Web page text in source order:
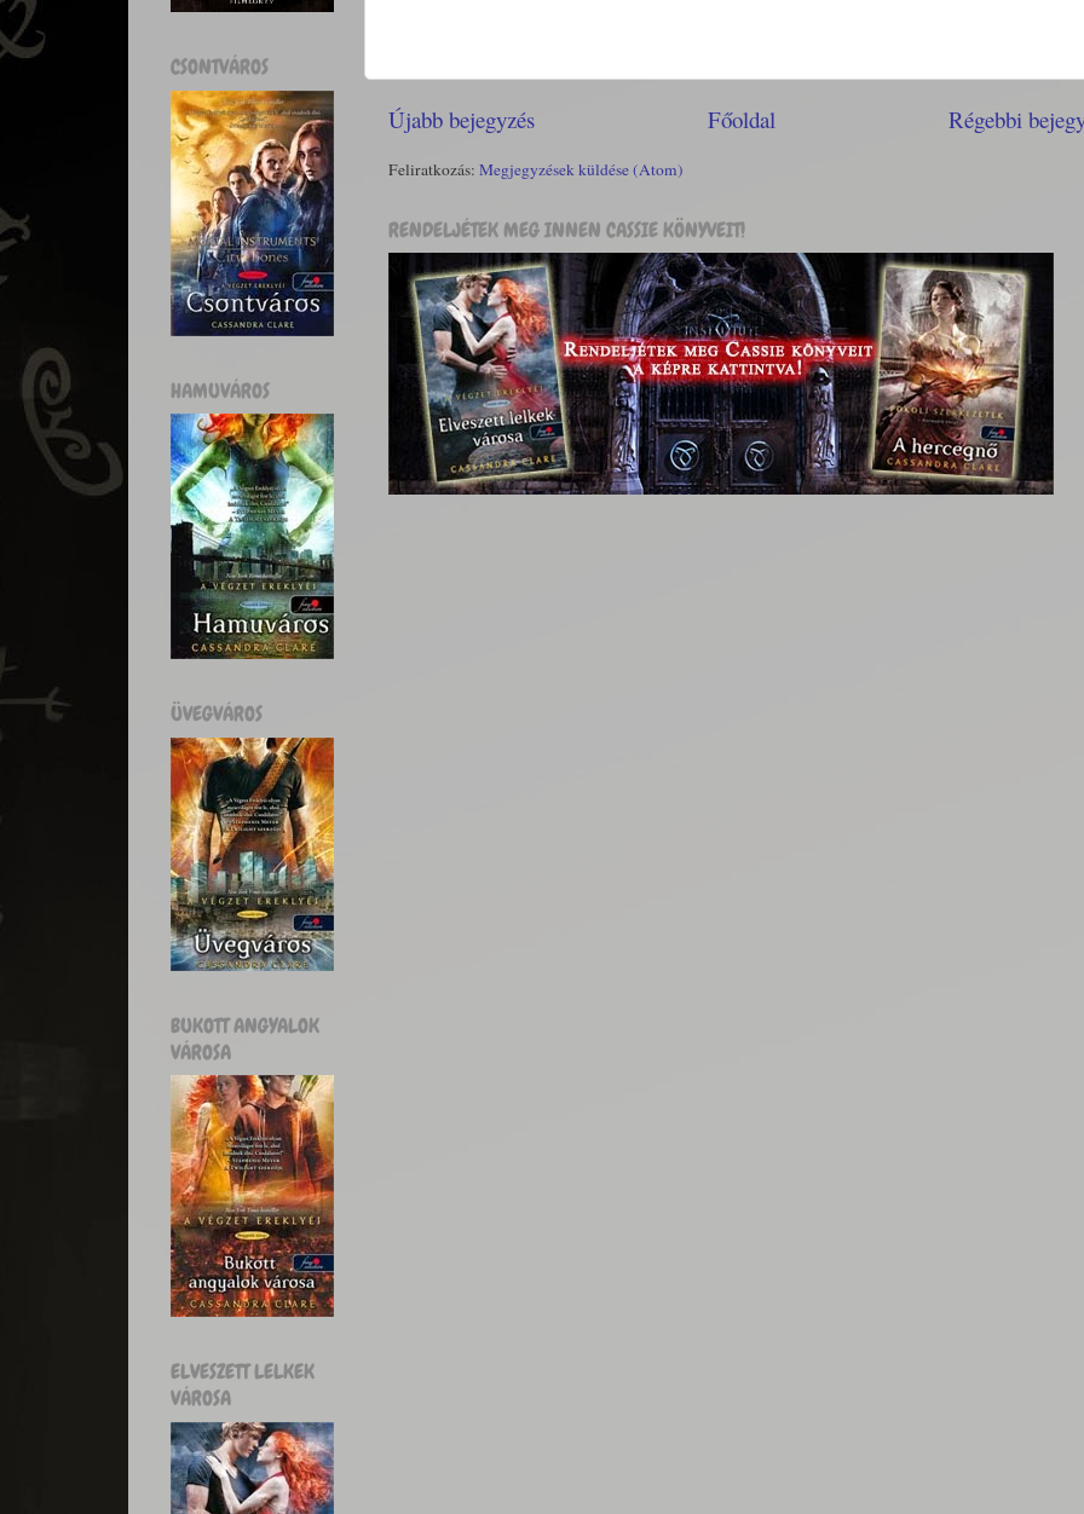
Újabb bejegyzés Régebbi
Főoldal
Feliratkozás: Megjegyzések küldése (Atom)
RENDELJÉTEK MEG INNEN CASSIE KÖNYVEIT!
CSONTVÁROS
HAMUVÁROS
ÜVEGVÁROS
BUKOTT ANGYALOK
VÁROSA
ELVESZETT LELKEK
VÁROSA